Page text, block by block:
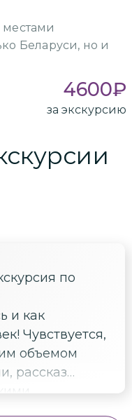
Беларуси, но и
4600₽
за экскурсию
по
и как
Чувствуется,
объемом
рассказ